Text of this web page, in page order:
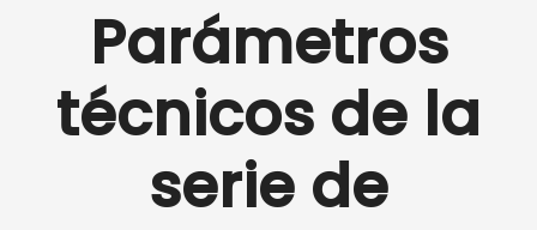
Parámetros
técnicos de la
serie de